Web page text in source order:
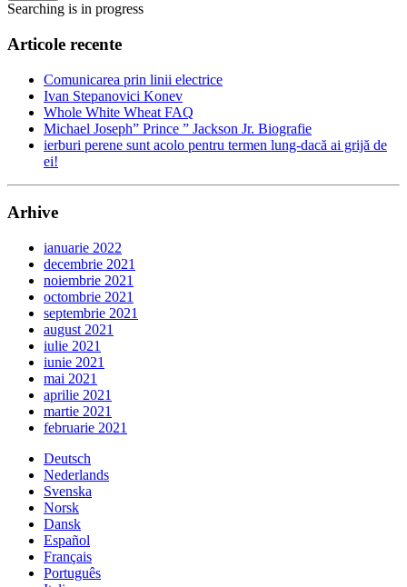
Searching is in progress
Articole recente
Comunicarea prin linii electrice
Ivan Stepanovici Konev
Whole White Wheat FAQ
Michael Joseph” Prince ” Jackson Jr. Biografie
ierburi perene sunt acolo pentru termen lung-dacă ai grijă de
ei!
Arhive
ianuarie 2022
decembrie 2021
noiembrie 2021
octombrie 2021
septembrie 2021
august 2021
iulie 2021
iunie 2021
mai 2021
aprilie 2021
martie 2021
februarie 2021
Deutsch
Nederlands
Svenska
Norsk
Dansk
Español
Français
Português